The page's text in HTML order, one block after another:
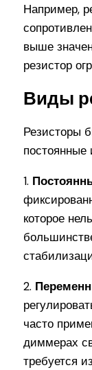
Например,
выше
резистор
Виды
Резисторы
постоянные
1.
которое
2.
часто
диммерах
требуется